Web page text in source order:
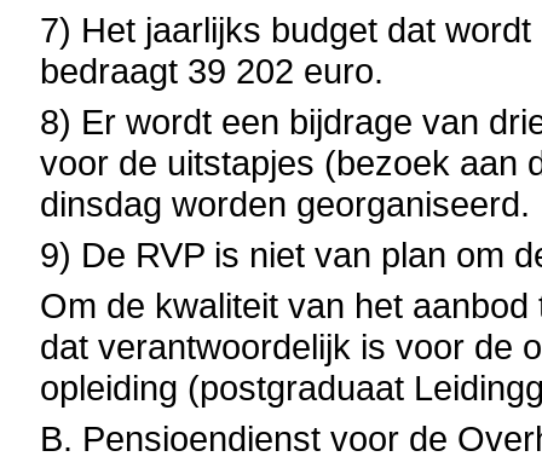
7) Het jaarlijks budget dat
bedraagt 39 202 euro.
8) Er wordt een bijdrage van
voor de uitstapjes (bezoek aan
dinsdag worden georganiseerd.
9) De RVP is niet van plan om
Om de kwaliteit van het
dat verantwoordelijk is voor de
opleiding (postgraduaat
B. Pensioendienst voor de